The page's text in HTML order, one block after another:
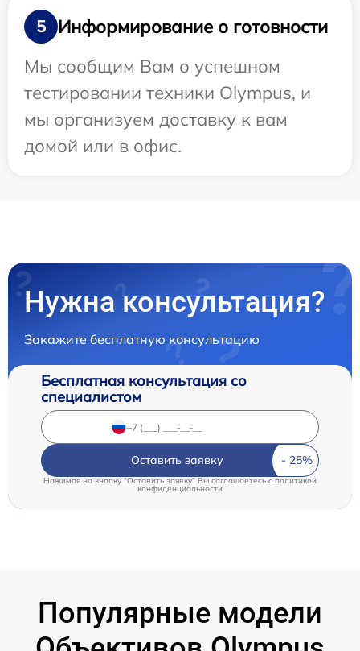
5
Информирование о готовности
Мы сообщим Вам о успешном
тестировании техники Olympus, и
мы организуем доставку к вам
домой или в офис.
Нужна консультация?
Закажите бесплатную консультацию
Бесплатная консультация со
специалистом
Оставить заявку
Нажимая на кнопку "Оставить заявку" Вы соглашаетесь c политикой
конфиденциальности
Популярные модели